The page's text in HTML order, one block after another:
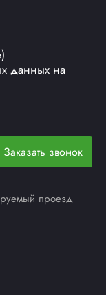
данных на
Заказать звонок
проезд